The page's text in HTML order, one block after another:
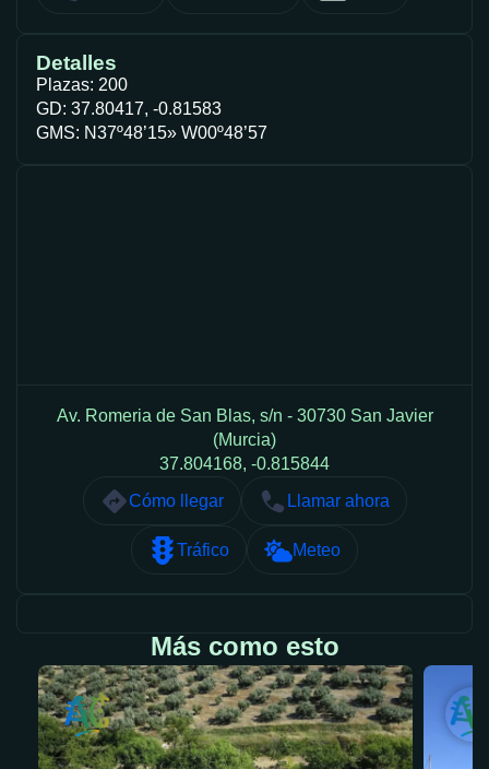
Detalles
Plazas: 200
GD: 37.80417, -0.81583
GMS: N37º48’15» W00º48’57
Av. Romeria de San Blas, s/n - 30730 San Javier
(Murcia)
37.804168, -0.815844
Cómo llegar
Llamar ahora
Tráfico Meteo
Más como esto